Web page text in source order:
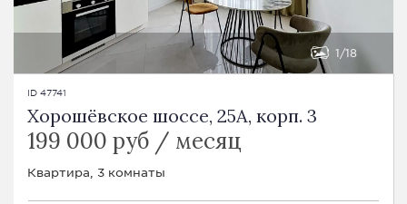
1 18
ID 47741
Хорошёвское шоссе, 25A, корп. 3
199 000 руб / месяц
Квартира, 3 комнаты